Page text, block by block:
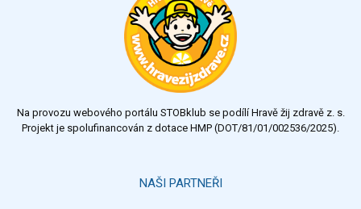
Výsledky Všechny ankety
Na provozu webového portálu STOBklub se podílí Hravě žij zdravě z. s.
Projekt je spolufinancován z dotace HMP (DOT/81/01/002536/2025).
NAŠI PARTNEŘI